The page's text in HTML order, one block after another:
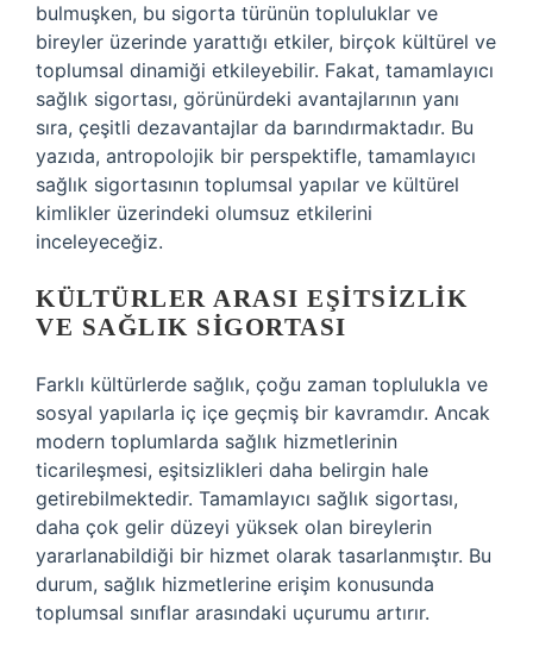
bulmuşken, bu sigorta türünün topluluklar ve
bireyler üzerinde yarattığı etkiler, birçok kültürel ve
toplumsal dinamiği etkileyebilir. Fakat, tamamlayıcı
sağlık sigortası, görünürdeki avantajlarının yanı
sıra, çeşitli dezavantajlar da barındırmaktadır. Bu
yazıda, antropolojik bir perspektifle, tamamlayıcı
sağlık sigortasının toplumsal yapılar ve kültürel
kimlikler üzerindeki olumsuz etkilerini
inceleyeceğiz.
KÜLTÜRLER ARASI EŞITSIZLIK
VE SAĞLIK SIGORTASI
Farklı kültürlerde sağlık, çoğu zaman toplulukla ve
sosyal yapılarla iç içe geçmiş bir kavramdır. Ancak
modern toplumlarda sağlık hizmetlerinin
ticarileşmesi, eşitsizlikleri daha belirgin hale
getirebilmektedir. Tamamlayıcı sağlık sigortası,
daha çok gelir düzeyi yüksek olan bireylerin
yararlanabildiği bir hizmet olarak tasarlanmıştır. Bu
durum, sağlık hizmetlerine erişim konusunda
toplumsal sınıflar arasındaki uçurumu artırır.